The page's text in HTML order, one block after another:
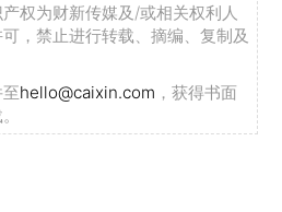
权为财新传媒及/或相关权利人
，禁止进行转载、摘编、复制及
hello@caixin.com ，获得书面